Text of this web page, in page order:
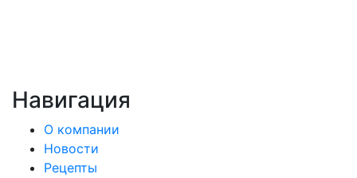
Навигация
О компании
Новости
Рецепты